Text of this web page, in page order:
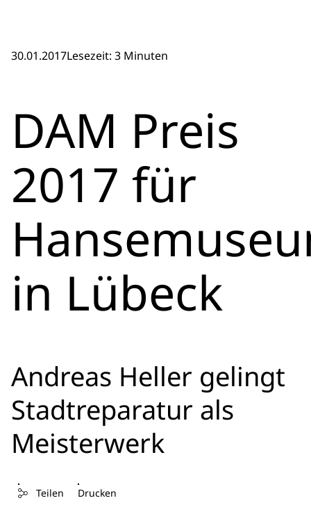
30.01.2017Lesezeit: 3 Minuten
DAM Preis
2017 für
in Lübeck
Andreas Heller gelingt
Stadtreparatur als
Meisterwerk
Teilen Drucken